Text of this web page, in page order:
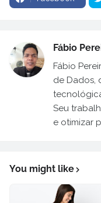
Fábio
Fábio
de Dados,
Seu
e otimizar
You might like